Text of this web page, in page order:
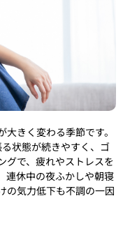
きく変わる季節です。
状態が続きやすく、ゴ
グで、疲れやストレスを
連休中の夜ふかしや朝寝
の気力低下も不調の一因